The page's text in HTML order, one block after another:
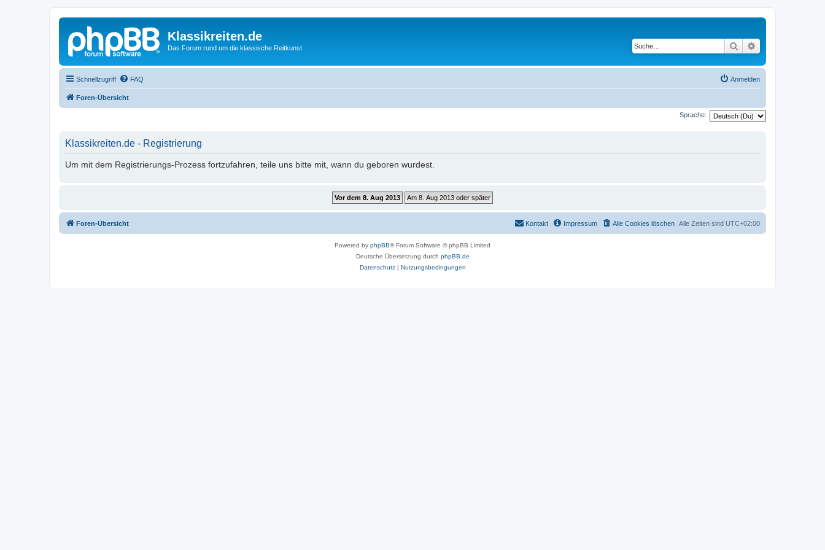
Klassikreiten.de
Das Forum rund um die klassische Reitkunst Suche
Schnellzugriff FAQ Anmelden
Foren-Übersicht
Sprache:
Klassikreiten.de - Registrierung
Um mit dem Registrierungs-Prozess fortzufahren, teile uns bitte mit, wann du geboren wurdest.
Foren-Übersicht Alle Zeiten sind UTC+02:00
Alle Cookies löschen
Impressum
Kontakt
Powered by phpBB® Forum Software © phpBB Limited
Deutsche Übersetzung durch phpBB.de
Datenschutz| Nutzungsbedingungen